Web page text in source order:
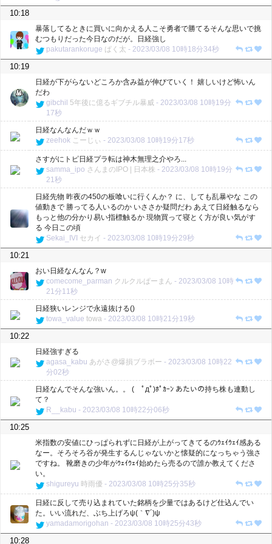
10:18
暴落してるときに買いに向かえる人こそ勇者で勝てるそんな思いで挑
むつもりだった今日なのだが。日経強し
pakutarankoruge ぱく太 - 2023/03/08 10時18分34秒
10:19
日経が下がらないどころか含み益が伸びていく！ 嬉しいけど怖いん
だわ
gibchil 5年後に億るギブチル暴威 - 2023/03/08 10時19分
17秒
日経なんなんだｗｗ
zeehok こーじぃ - 2023/03/08 10時19分17秒
さすがにトピ日経プラ転は神木無理之介やろ...
samma_ipo さんまのIPO | 日本株 - 2023/03/08 10時19分
21秒
日経先物 昨夜の450の板喰いに行くんか？ に、しても乱暴やな この
値動きで 勝ってる人いるのか いささか疑問だわ あえて日経触るなら
もっと他の分かり易い指標触るか 現物買って寝とく方が良い気がす
る 今日この頃
Sekai_IVI セカイ - 2023/03/08 10時19分29秒
10:21
おい日経なんなん？w
comecome_parman クルクルぱーまん - 2023/03/08 10時
21分11秒
日経狭いレンジで永遠抜ける()
towa_value towa - 2023/03/08 10時21分19秒
10:22
日経強すぎる
agasa_kabu あがさ@爆損ブラボー - 2023/03/08 10時22
分02秒
日経なんでそんな強いん。。 ( ﾟдﾟ)ﾎﾟｶｰﾝ あたいの持ち株も連動し
て？
R__kabu - 2023/03/08 10時22分06秒
10:25
米指数の安値にひっぱられずに日経が上がってきてるのｳｪｲｳｪｲ感ある
なー。そろそろ谷が発生するんじゃないかと懐疑的になっちゃう強さ
ですね。 靴磨きの少年がｳｪｲｳｪｲ始めたら売るので誰か教えてくださ
い。
shigureyu 時雨優 - 2023/03/08 10時25分35秒
日経に反して売り込まれていた銘柄を少量ではあるけど仕込んでい
た。いい流れだ、ぶち上げろψ(｀∇´)ψ
yamadamorigohan - 2023/03/08 10時25分43秒
10:28